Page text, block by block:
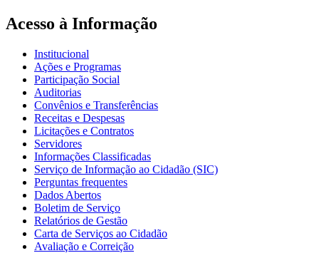
Acesso à Informação
Institucional
Ações e Programas
Participação Social
Auditorias
Convênios e Transferências
Receitas e Despesas
Licitações e Contratos
Servidores
Informações Classificadas
Serviço de Informação ao Cidadão (SIC)
Perguntas frequentes
Dados Abertos
Boletim de Serviço
Relatórios de Gestão
Carta de Serviços ao Cidadão
Avaliação e Correição